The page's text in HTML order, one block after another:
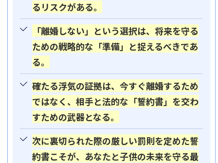
るリスクがある。
「離婚しない」という選択は、将来を守る
ための戦略的な「準備」と捉えるべきであ
る。
確たる浮気の証拠は、今すぐ離婚するため
ではなく、相手と法的な「誓約書」を交わ
すための武器となる。
次に裏切られた際の厳しい罰則を定めた誓
約書こそが、あなたと子供の未来を守る最